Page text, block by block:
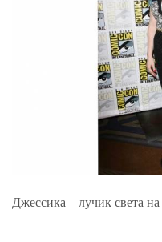
Джессика – лучик света